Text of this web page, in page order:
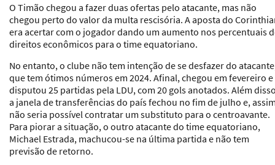
O Timão chegou a fazer duas ofertas pelo atacante, mas não
chegou perto do valor da multa rescisória. A aposta do
era acertar com o jogador dando um aumento nos percentuais
direitos econômicos para o time equatoriano.
No entanto, o clube não tem intenção de se desfazer do
que tem ótimos números em 2024. Afinal, chegou em fevereiro e
disputou 25 partidas pela LDU, com 20 gols anotados. Além
a janela de transferências do país fechou no fim de julho e,
não seria possível contratar um substituto para o centroavante.
Para piorar a situação, o outro atacante do time equatoriano,
Michael Estrada, machucou-se na última partida e não tem
previsão de retorno.